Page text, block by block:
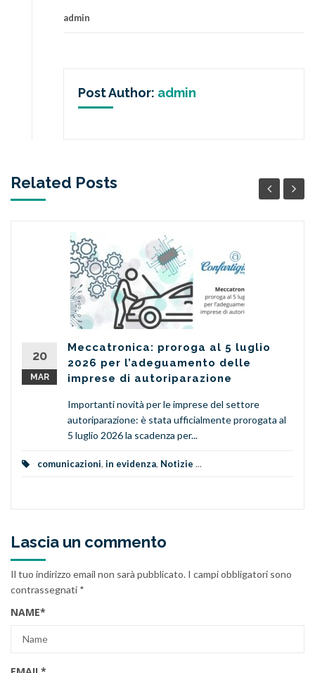
admin
Post Author: admin
Related Posts
20
MAR
Meccatronica: proroga al 5 luglio
2026 per l’adeguamento delle
imprese di autoriparazione
Importanti novità per le imprese del settore
autoriparazione: è stata ufficialmente prorogata al
5 luglio 2026 la scadenza per...
comunicazioni, in evidenza, Notizie ...
Lascia un commento
Il tuo indirizzo email non sarà pubblicato. I campi obbligatori sono
contrassegnati *
NAME*